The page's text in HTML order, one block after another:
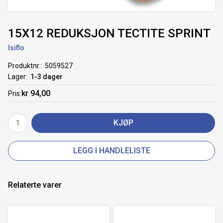
15X12 REDUKSJON TECTITE SPRINT
Isiflo
Produktnr.
5059527
Lager
1-3 dager
Pris kr 94,00
KJØP
LEGG I HANDLELISTE
Relaterte varer